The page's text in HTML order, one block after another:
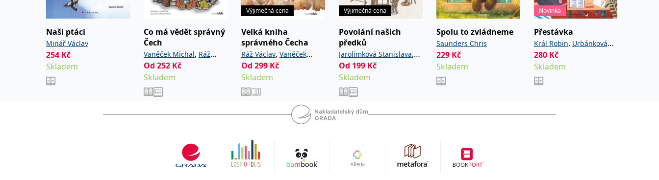
Naši ptáci
Minář Václav
254 Kč
Skladem
Co má vědět správný
Čech
Vaněček Michal, Ráž
Václav
Od 252 Kč
Skladem
Výjimečná cena
Velká kniha
správného Čecha
Ráž Václav, Vaněček
Michal,Vaněčková Jana
Od 299 Kč
Skladem
Výjimečná cena
Povolání našich
předků
Jarolímková Stanislava,
Filípek Jiří
Od 199 Kč
Skladem
Spolu to zvládneme
Saunders Chris
229 Kč
Skladem
Novinka
Přestávka
Král Robin, Urbánková
Marie
280 Kč
Skladem